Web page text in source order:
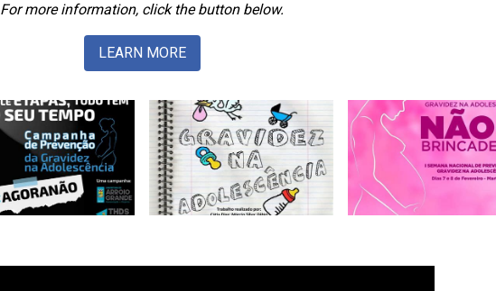
For more information, click the button below.
LEARN MORE